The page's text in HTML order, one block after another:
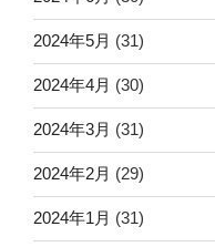
2024年5月 (31)
2024年4月 (30)
2024年3月 (31)
2024年2月 (29)
2024年1月 (31)